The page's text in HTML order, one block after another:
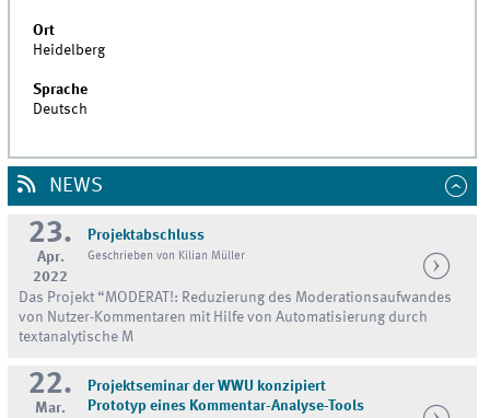
Ort
Heidelberg
Sprache
Deutsch
NEWS
23.
Apr.
2022
Projektabschluss
Geschrieben von Kilian Müller
Das Projekt “MODERAT!: Reduzierung des Moderationsaufwandes
von Nutzer-Kommentaren mit Hilfe von Automatisierung durch
textanalytische M
22.
Mar.
Projektseminar der WWU konzipiert
Prototyp eines Kommentar-Analyse-Tools